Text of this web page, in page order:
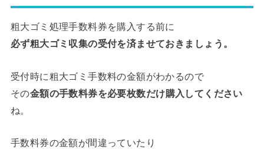
粗大ゴミ処理手数料券を購入する前に
必ず粗大ゴミ収集の受付を済ませておきましょう。
受付時に粗大ゴミ手数料の金額がわかるので
その金額の手数料券を必要枚数だけ購入してください
ね。
手数料券の金額が間違っていたり